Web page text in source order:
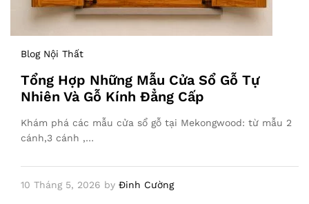
Blog Nội Thất
Tổng Hợp Những Mẫu Cửa Sổ Gỗ Tự
Nhiên Và Gỗ Kính Đẳng Cấp
Khám phá các mẫu cửa sổ gỗ tại Mekongwood: từ mẫu 2
cánh,3 cánh ,…
10 Tháng 5, 2026 by Đinh Cường